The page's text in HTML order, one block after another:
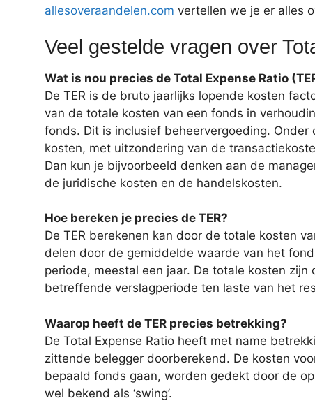
allesoveraandelen.com vertellen we je er alles
Veel gestelde vragen over
Wat is nou precies de Total Expense Ratio
De TER is de bruto jaarlijks lopende kosten
van de totale kosten van een fonds in
fonds. Dit is inclusief beheervergoeding. Onder
kosten, met uitzondering van de
Dan kun je bijvoorbeeld denken aan de
de juridische kosten en de handelskosten.
Hoe bereken je precies de TER?
De TER berekenen kan door de totale kosten
delen door de gemiddelde waarde van het
periode, meestal een jaar. De totale kosten zijn
betreffende verslagperiode ten laste van het
Waarop heeft de TER precies betrekking?
De Total Expense Ratio heeft met name
zittende belegger doorberekend. De kosten
bepaald fonds gaan, worden gedekt door de
wel bekend als ‘swing’.